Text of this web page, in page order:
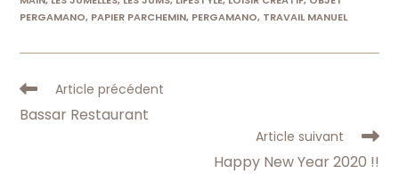
PERGAMANO, PAPIER PARCHEMIN, PERGAMANO, TRAVAIL MANUEL
Read
articles
Article précédent
Bassar Restaurant
Article suivant
Happy New Year 2020 !!